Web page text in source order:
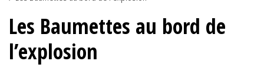
Les Baumettes au bord de
l’explosion